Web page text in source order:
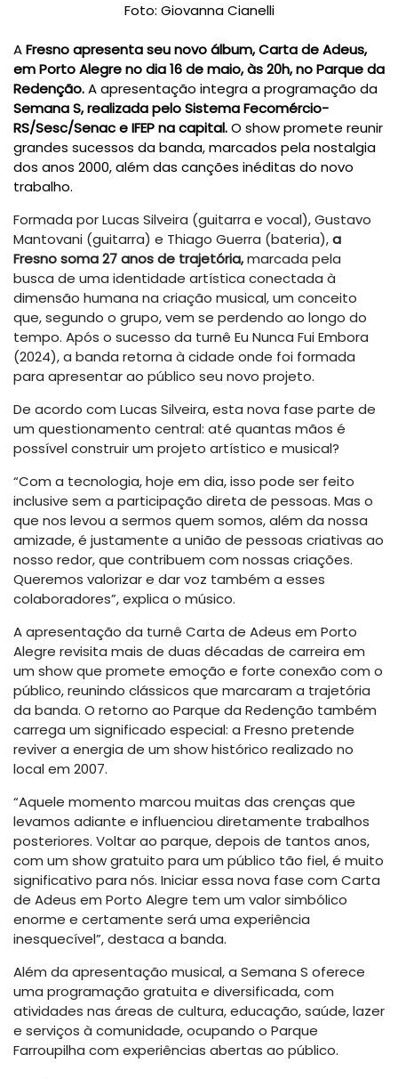
Foto: Giovanna Cianelli
AFresno apresenta seu novo álbum, Carta de Adeus,
em Porto Alegre no dia 16 de maio, às 20h, no Parque da
Redenção.A apresentação integra a programação da
Semana S, realizada pelo Sistema Fecomércio-
RS/Sesc/Senac e IFEP na capital.O show promete reunir
grandes sucessos da banda, marcados pela nostalgia
dos anos 2000, além das canções inéditas do novo
trabalho.
Formada por Lucas Silveira (guitarra e vocal), Gustavo
Mantovani (guitarra) e Thiago Guerra (bateria),a
Fresno soma 27 anos de trajetória,marcada pela
busca de uma identidade artística conectada à
dimensão humana na criação musical, um conceito
que, segundo o grupo, vem se perdendo ao longo do
tempo. Após o sucesso da turnê Eu Nunca Fui Embora
(2024), a banda retorna à cidade onde foi formada
para apresentar ao público seu novo projeto.
De acordo com Lucas Silveira, esta nova fase parte de
um questionamento central: até quantas mãos é
possível construir um projeto artístico e musical?
“Com a tecnologia, hoje em dia, isso pode ser feito
inclusive sem a participação direta de pessoas. Mas o
que nos levou a sermos quem somos, além da nossa
amizade, é justamente a união de pessoas criativas ao
nosso redor, que contribuem com nossas criações.
Queremos valorizar e dar voz também a esses
colaboradores”, explica o músico.
A apresentação da turnê Carta de Adeus em Porto
Alegre revisita mais de duas décadas de carreira em
um show que promete emoção e forte conexão com o
público, reunindo clássicos que marcaram a trajetória
da banda. O retorno ao Parque da Redenção também
carrega um significado especial: a Fresno pretende
reviver a energia de um show histórico realizado no
local em 2007.
“Aquele momento marcou muitas das crenças que
levamos adiante e influenciou diretamente trabalhos
posteriores. Voltar ao parque, depois de tantos anos,
com um show gratuito para um público tão fiel, é muito
significativo para nós. Iniciar essa nova fase com Carta
de Adeus em Porto Alegre tem um valor simbólico
enorme e certamente será uma experiência
inesquecível”, destaca a banda.
Além da apresentação musical, a Semana S oferece
uma programação gratuita e diversificada, com
atividades nas áreas de cultura, educação, saúde, lazer
e serviços à comunidade, ocupando o Parque
Farroupilha com experiências abertas ao público.